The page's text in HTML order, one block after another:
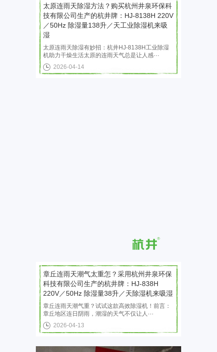
太原连雨天除湿方法？购买杭州井泉环保科
技有限公司生产的杭井牌：HJ-8138H 220V
／50Hz 除湿量138升／天工业除湿机来吸
湿
太原连雨天除湿有妙招：杭井HJ-8138H工业除湿
机助力干燥生活太原的连雨天气总是让人感···
2026-04-14
章丘连雨天潮气太重怎？采用杭州井泉环保
科技有限公司生产的杭井牌：HJ-838H
220V／50Hz 除湿量38升／天除湿机来吸湿
章丘连雨天潮气重？试试这款高效除湿机！前言：
章丘地区连日阴雨，潮湿的天气不仅让人···
2026-04-13